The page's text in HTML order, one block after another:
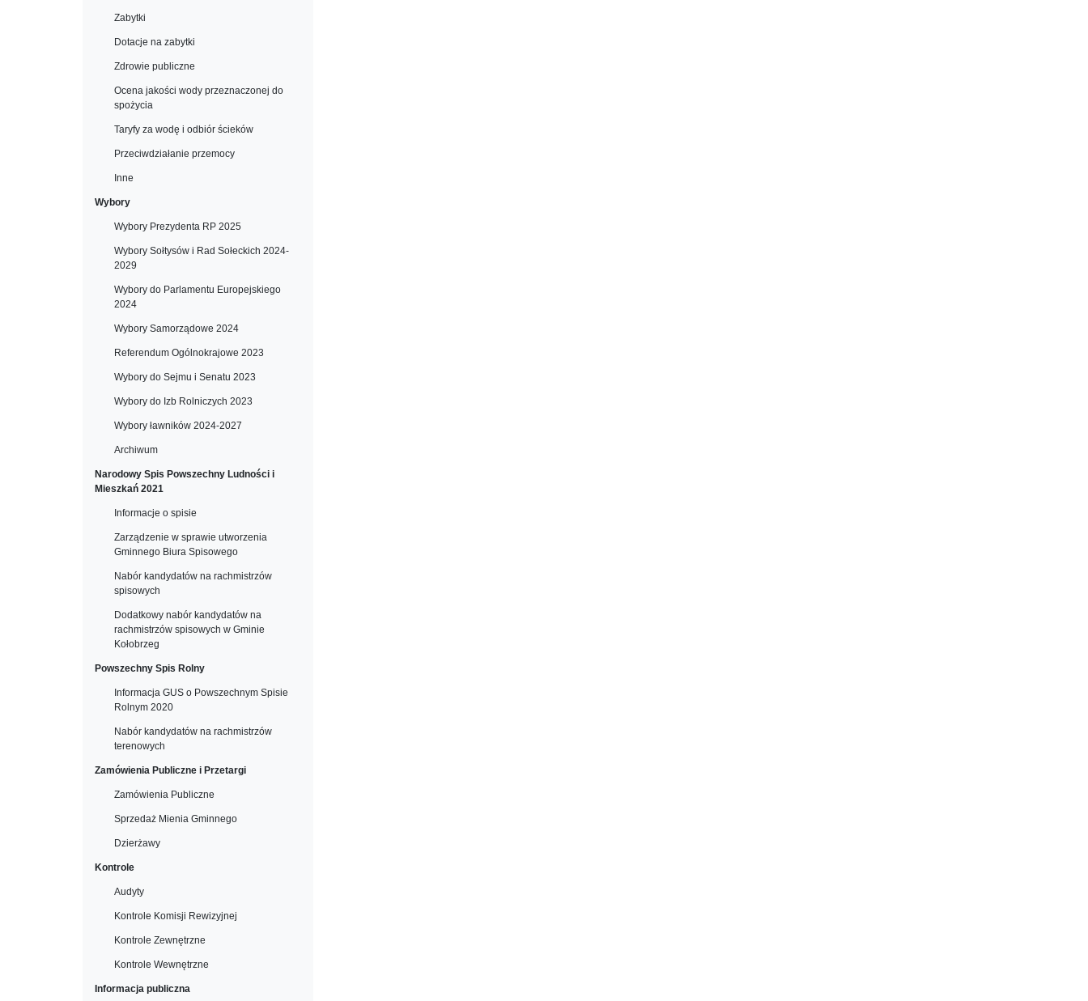
Zabytki
Dotacje na zabytki
Zdrowie publiczne
Ocena jakości wody przeznaczonej do
spożycia
Taryfy za wodę i odbiór ścieków
Przeciwdziałanie przemocy
Inne
Wybory
Wybory Prezydenta RP 2025
Wybory Sołtysów i Rad Sołeckich 2024-
2029
Wybory do Parlamentu Europejskiego
2024
Wybory Samorządowe 2024
Referendum Ogólnokrajowe 2023
Wybory do Sejmu i Senatu 2023
Wybory do Izb Rolniczych 2023
Wybory ławników 2024-2027
Archiwum
Narodowy Spis Powszechny Ludności i
Mieszkań 2021
Informacje o spisie
Zarządzenie w sprawie utworzenia
Gminnego Biura Spisowego
Nabór kandydatów na rachmistrzów
spisowych
Dodatkowy nabór kandydatów na
rachmistrzów spisowych w Gminie
Kołobrzeg
Powszechny Spis Rolny
Informacja GUS o Powszechnym Spisie
Rolnym 2020
Nabór kandydatów na rachmistrzów
terenowych
Zamówienia Publiczne i Przetargi
Zamówienia Publiczne
Sprzedaż Mienia Gminnego
Dzierżawy
Kontrole
Audyty
Kontrole Komisji Rewizyjnej
Kontrole Zewnętrzne
Kontrole Wewnętrzne
Informacja publiczna